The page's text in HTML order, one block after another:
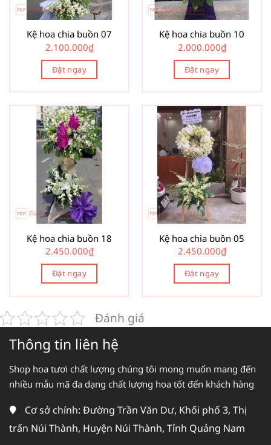
Kệ hoa chia buồn 07
2.100.000₫
Đặt ngay
Kệ hoa chia buồn 10
2.000.000₫
Đặt ngay
Kệ hoa chia buồn 18
2.450.000₫
Đặt ngay
Kệ hoa chia buồn 05
2.450.000₫
Đặt ngay
Đánh giá
Thông tin liên hệ
Shop hoa tươi chất lượng chúng tôi mong muốn mang đến
nhiều mẫu mã đa dạng chất lượng hoa tốt đến khách hàng
Cơ sở chính: Đường Trần Văn Dư, Khối phố 3, Thị
trấn Núi Thành, Huyện Núi Thành, Tỉnh Quảng Nam